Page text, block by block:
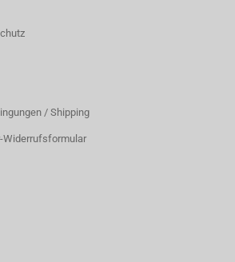
/ Shipping
Widerrufsformular